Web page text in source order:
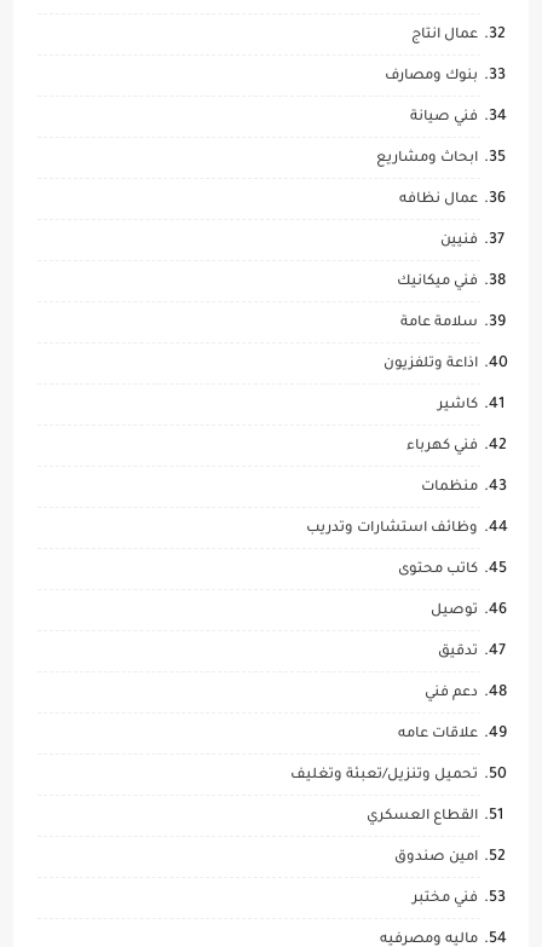
عمال انتاج
بنوك ومصارف
فني صيانة
ابحاث ومشاريع
عمال نظافه
فنيين
فني ميكانيك
سلامة عامة
اذاعة وتلفزيون
كاشير
فني كهرباء
منظمات
وظائف استشارات وتدريب
كاتب محتوى
توصيل
تدقيق
دعم فني
علاقات عامه
تحميل وتنزيل/تعبئة وتغليف
القطاع العسكري
امين صندوق
فني مختبر
ماليه ومصرفيه